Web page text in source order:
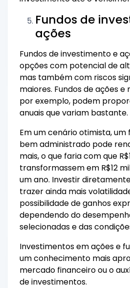
Fundos de
ações
Fundos de investimento e
opções com potencial de
mas também com riscos
maiores. Fundos de ações
por exemplo, podem
anuais que variam bastante.
Em um cenário otimista, um
bem administrado pode
mais, o que faria com que
transformassem em R$12
um ano. Investir
trazer ainda mais
possibilidade de ganhos
dependendo do
selecionadas e das
Investimentos em ações e
um conhecimento mais
mercado financeiro ou o
de investimentos.